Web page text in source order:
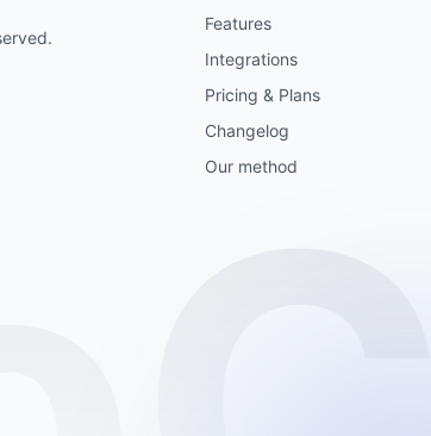
Features
Integrations
Pricing & Plans
Changelog
Our method